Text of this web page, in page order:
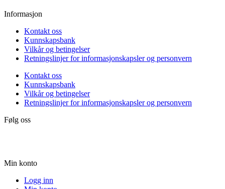
Informasjon
Kontakt oss
Kunnskapsbank
Vilkår og betingelser
Retningslinjer for informasjonskapsler og personvern
Kontakt oss
Kunnskapsbank
Vilkår og betingelser
Retningslinjer for informasjonskapsler og personvern
Følg oss
Min konto
Logg inn